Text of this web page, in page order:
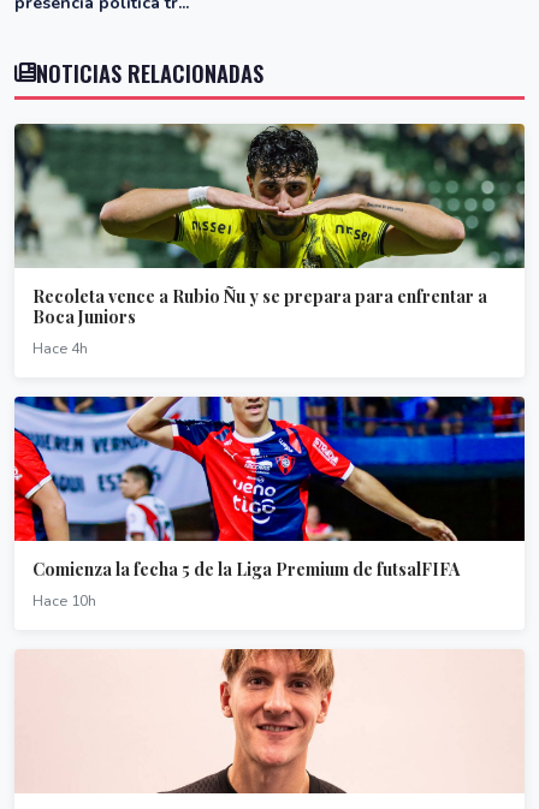
NOTICIAS RELACIONADAS
Recoleta vence a Rubio Ñu y se prepara para enfrentar a
Boca Juniors
Hace 4h
Comienza la fecha 5 de la Liga Premium de futsalFIFA
Hace 10h